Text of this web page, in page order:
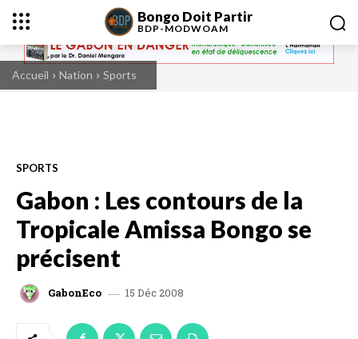
Bongo Doit Partir
BDP-MODWOAM
Accueil Nation Sports
SPORTS
Gabon : Les contours de la
Tropicale Amissa Bongo se
précisent
GabonEco 15 Déc 2008